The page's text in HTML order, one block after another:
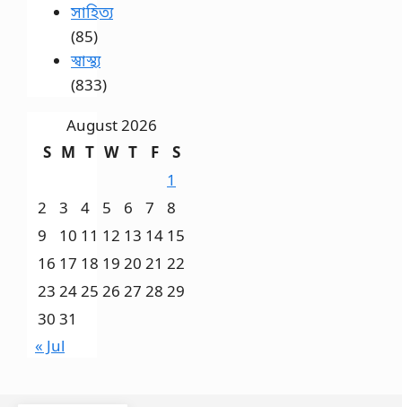
সাহিত্য
(85)
স্বাস্থ্য
(833)
August 2026
S M T W T F
S
1
2
3 4 5 6 7
8
9
10 11 12 13 14 15
16 17 18 19 20 21 22
23 2425 26 27 28 29
30 31
« Jul